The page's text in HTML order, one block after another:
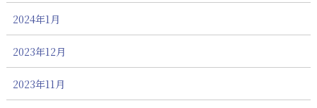
2024年1月
2023年12月
2023年11月